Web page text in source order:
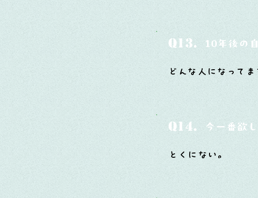
Q13. 10年後の
どんな人になってま
Q14. 今一番欲
とくにない。